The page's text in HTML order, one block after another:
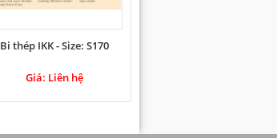
Bi thép IKK - Size: S170
Giá: Liên hệ